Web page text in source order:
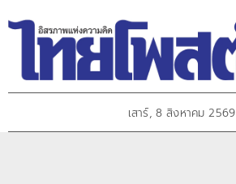
เสาร์, 8 สิงหาคม 2569